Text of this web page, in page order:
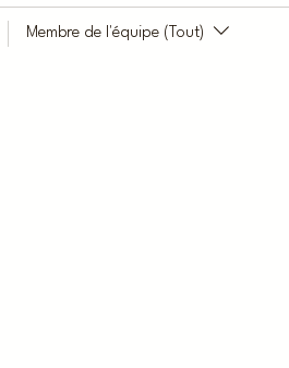
Membre de l'équipe (Tout)